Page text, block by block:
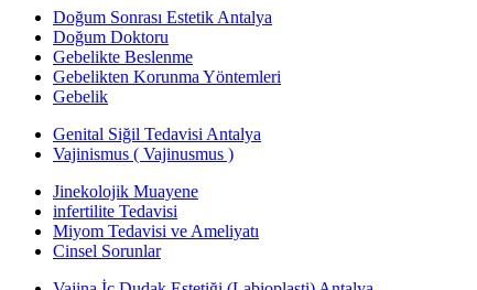
Doğum Sonrası Estetik Antalya
Doğum Doktoru
Gebelikte Beslenme
Gebelikten Korunma Yöntemleri
Gebelik
Genital Siğil Tedavisi Antalya
Vajinismus ( Vajinusmus )
Jinekolojik Muayene
infertilite Tedavisi
Miyom Tedavisi ve Ameliyatı
Cinsel Sorunlar